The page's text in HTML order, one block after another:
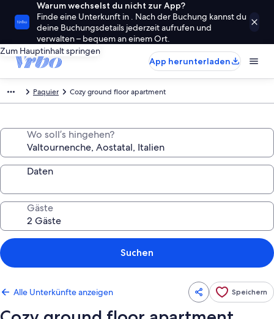
Warum wechselst du nicht zur App?
Finde eine Unterkunft in . Nach der Buchung kannst du
deine Buchungsdetails jederzeit aufrufen und
verwalten – bequem an einem Ort.
Zum Hauptinhalt springen
App herunterladen
Paquier Cozy ground floor apartment
Wo soll’s hingehen?
Daten
Gäste
Suchen
Alle Unterkünfte anzeigen Speichern